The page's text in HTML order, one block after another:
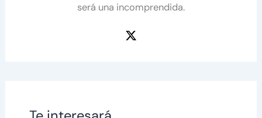
será una incomprendida.